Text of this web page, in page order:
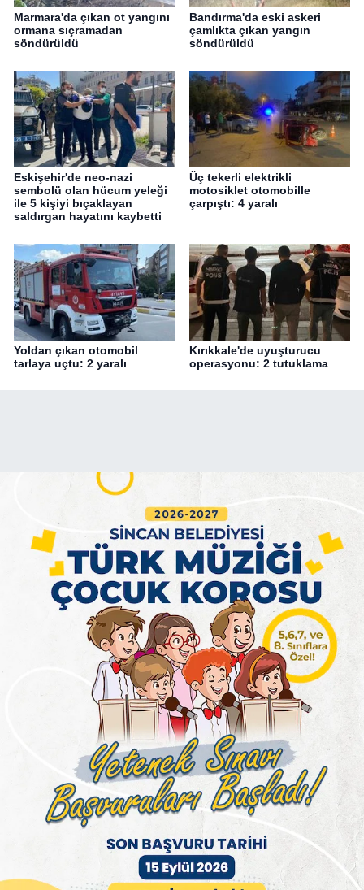
Marmara'da çıkan ot yangını
ormana sıçramadan
söndürüldü
Bandırma'da eski askeri
çamlıkta çıkan yangın
söndürüldü
Eskişehir'de neo-nazi
sembolü olan hücum yeleği
ile 5 kişiyi bıçaklayan
saldırgan hayatını kaybetti
Üç tekerli elektrikli
motosiklet otomobille
çarpıştı: 4 yaralı
Yoldan çıkan otomobil
tarlaya uçtu: 2 yaralı
Kırıkkale'de uyuşturucu
operasyonu: 2 tutuklama